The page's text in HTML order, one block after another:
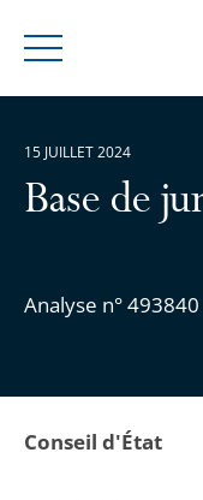
Menu
Base de
Analyse n° 493840
15 JUILLET 2024
Conseil d'État